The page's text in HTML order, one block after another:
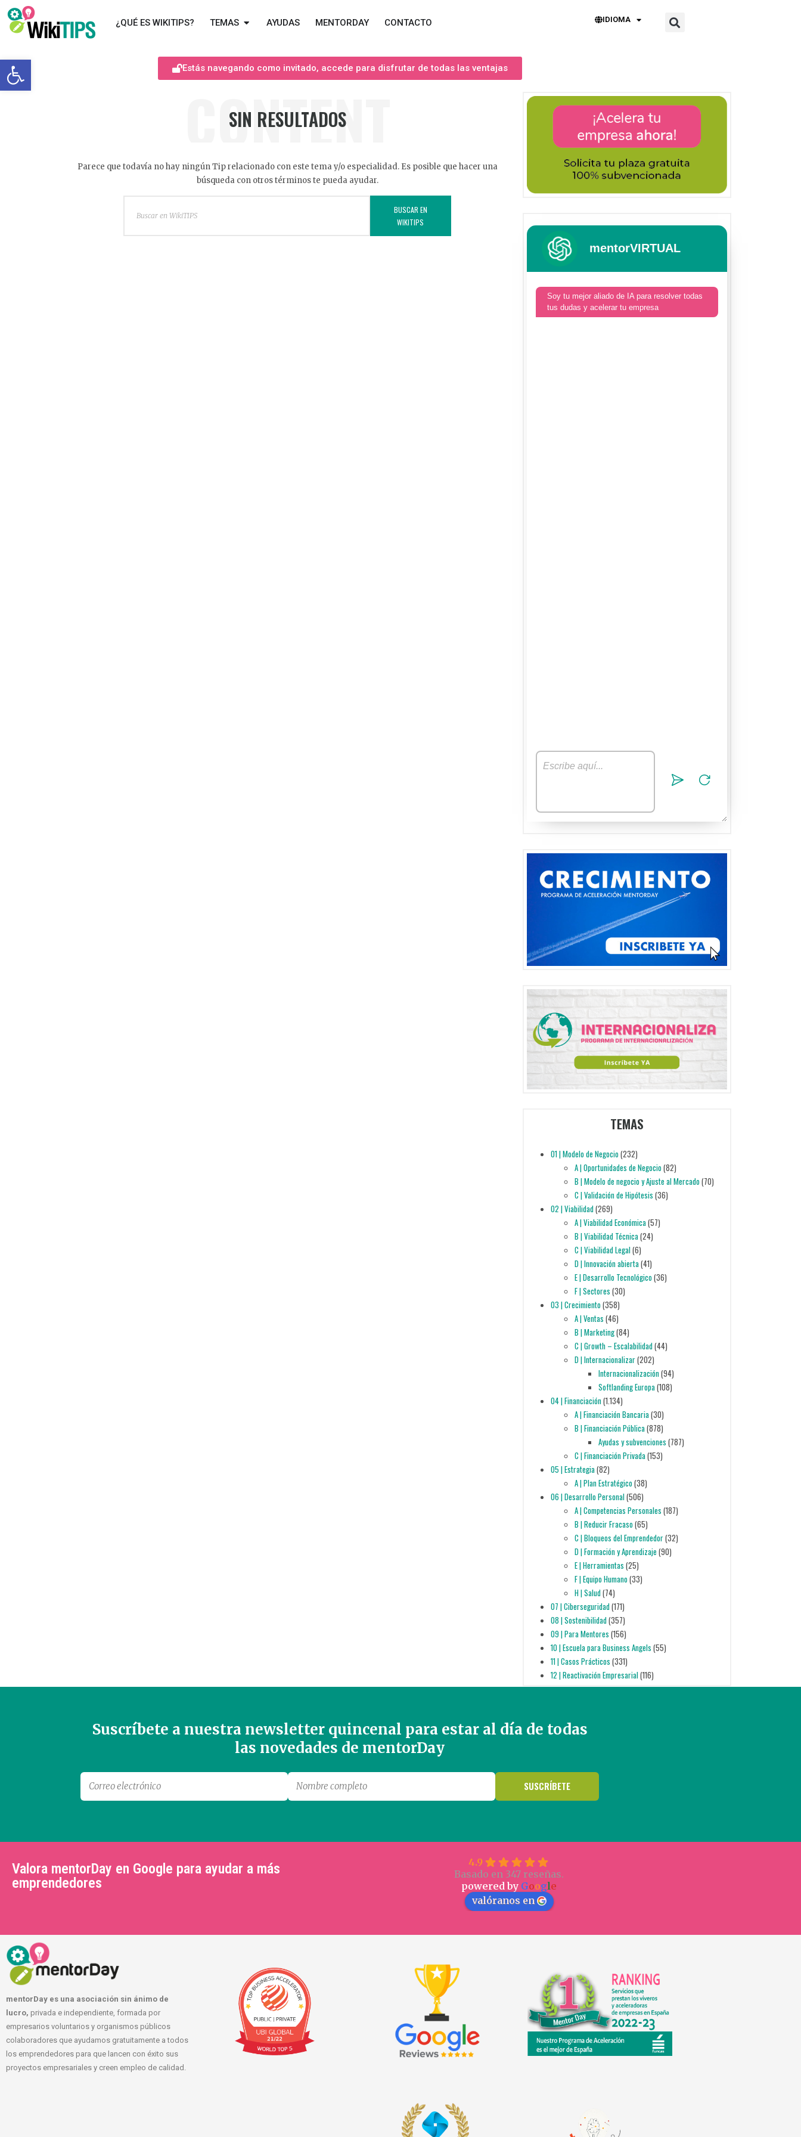
Abrir barra de herramientas
¿QUÉ ES WIKITIPS? TEMAS AYUDAS MENTORDAY CONTACTO IDIOMA
Estás navegando como invitado, accede para disfrutar de todas las ventajas
CONTENT
SIN RESULTADOS
Parece que todavía no hay ningún Tip relacionado con este tema y/o especialidad. Es posible que hacer una
búsqueda con otros términos te pueda ayudar.
BUSCAR EN
WIKITIPS
mentorVIRTUAL
Soy tu mejor aliado de IA para resolver todas
tus dudas y acelerar tu empresa
TEMAS
01 | Modelo de Negocio(232)
A | Oportunidades de Negocio(82)
B | Modelo de negocio y Ajuste al Mercado(70)
C | Validación de Hipótesis (36)
02 | Viabilidad(269)
A | Viabilidad Económica(57)
B | Viabilidad Técnica(24)
C | Viabilidad Legal(6)
D | Innovación abierta(41)
E | Desarrollo Tecnológico(36)
F | Sectores (30)
03 | Crecimiento(358)
A | Ventas (46)
B | Marketing(84)
C | Growth – Escalabilidad(44)
D | Internacionalizar(202)
Internacionalización(94)
Softlanding Europa(108)
04 | Financiación(1.134)
A | Financiación Bancaria(30)
B | Financiación Pública(878)
Ayudas y subvenciones (787)
C | Financiación Privada(153)
05 | Estrategia(82)
A | Plan Estratégico(38)
06 | Desarrollo Personal(506)
A | Competencias Personales (187)
B | Reducir Fracaso(65)
C | Bloqueos del Emprendedor(32)
D | Formación y Aprendizaje (90)
E | Herramientas (25)
F | Equipo Humano(33)
H | Salud(74)
07 | Ciberseguridad(171)
08 | Sostenibilidad(357)
09 | Para Mentores (156)
10 | Escuela para Business Angels (55)
11 | Casos Prácticos (331)
12 | Reactivación Empresarial(116)
Suscríbete a nuestra newsletter quincenal para estar al día de todas
las novedades de mentorDay
Valora mentorDay en Google para ayudar a más
emprendedores
4.9
Basado en 347 reseñas.
powered by Google
valóranos en
mentorDay es una asociación sin ánimo de
lucro, privada e independiente, formada por
empresarios voluntarios y organismos públicos
colaboradores que ayudamos gratuitamente a todos
los emprendedores para que lancen con éxito sus
proyectos empresariales y creen empleo de calidad.